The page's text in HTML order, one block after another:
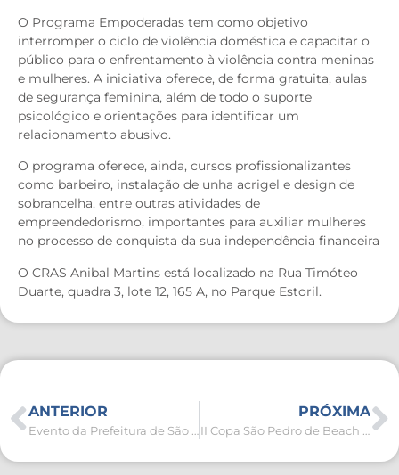
O Programa Empoderadas tem como objetivo
interromper o ciclo de violência doméstica e capacitar o
público para o enfrentamento à violência contra meninas
e mulheres. A iniciativa oferece, de forma gratuita, aulas
de segurança feminina, além de todo o suporte
psicológico e orientações para identificar um
relacionamento abusivo.
O programa oferece, ainda, cursos profissionalizantes
como barbeiro, instalação de unha acrigel e design de
sobrancelha, entre outras atividades de
empreendedorismo, importantes para auxiliar mulheres
no processo de conquista da sua independência financeira
O CRAS Anibal Martins está localizado na Rua Timóteo
Duarte, quadra 3, lote 12, 165 A, no Parque Estoril.
ANTERIOR
Evento da Prefeitura de São Pedro da Aldeia alerta para a prevenção à hanseníase
PRÓXIMA
II Copa São Pedro de Beach Soccer: equipes do sub-21 brilham na rodada da segunda-feira (22)